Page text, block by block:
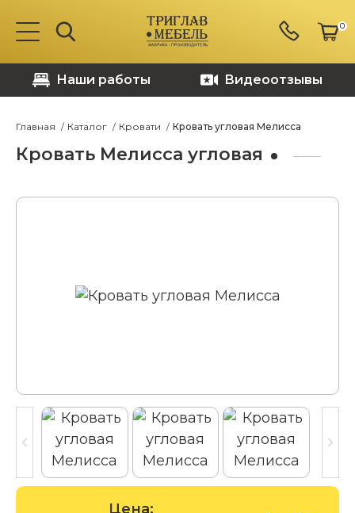
0
Наши работы Видеоотзывы
Главная Каталог Кровати Кровать угловая Мелисса
Кровать Мелисса угловая
Цена: